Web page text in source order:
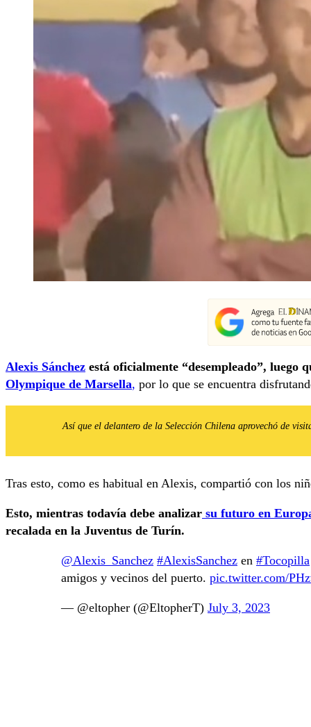
Alexis Sánchez está oficialmente “desempleado”, luego
Olympique de Marsella, por lo que se encuentra
Así que el delantero de la Selección Chilena aprovechó de
Tras esto, como es habitual en Alexis, compartió con los
Esto, mientras todavía debe analizar su futuro en
recalada en la Juventus de Turín.
@Alexis_Sanchez #AlexisSanchez en #Tocopilla
amigos y vecinos del puerto. pic.twitter.com/
— @eltopher (@EltopherT) July 3, 2023